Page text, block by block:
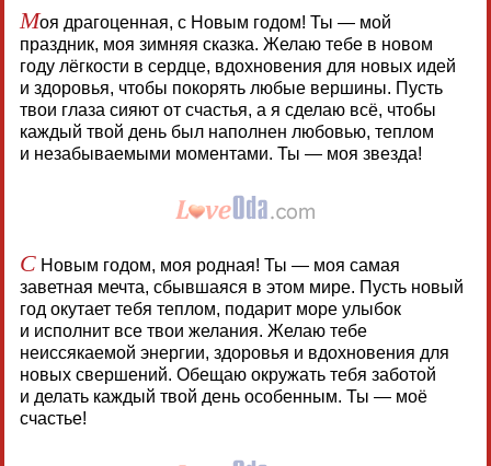
Моя драгоценная, с Новым годом! Ты — мой
праздник, моя зимняя сказка. Желаю тебе в новом
году лёгкости в сердце, вдохновения для новых идей
и здоровья, чтобы покорять любые вершины. Пусть
твои глаза сияют от счастья, а я сделаю всё, чтобы
каждый твой день был наполнен любовью, теплом
и незабываемыми моментами. Ты — моя звезда!
СНовым годом, моя родная! Ты — моя самая
заветная мечта, сбывшаяся в этом мире. Пусть новый
год окутает тебя теплом, подарит море улыбок
и исполнит все твои желания. Желаю тебе
неиссякаемой энергии, здоровья и вдохновения для
новых свершений. Обещаю окружать тебя заботой
и делать каждый твой день особенным. Ты — моё
счастье!